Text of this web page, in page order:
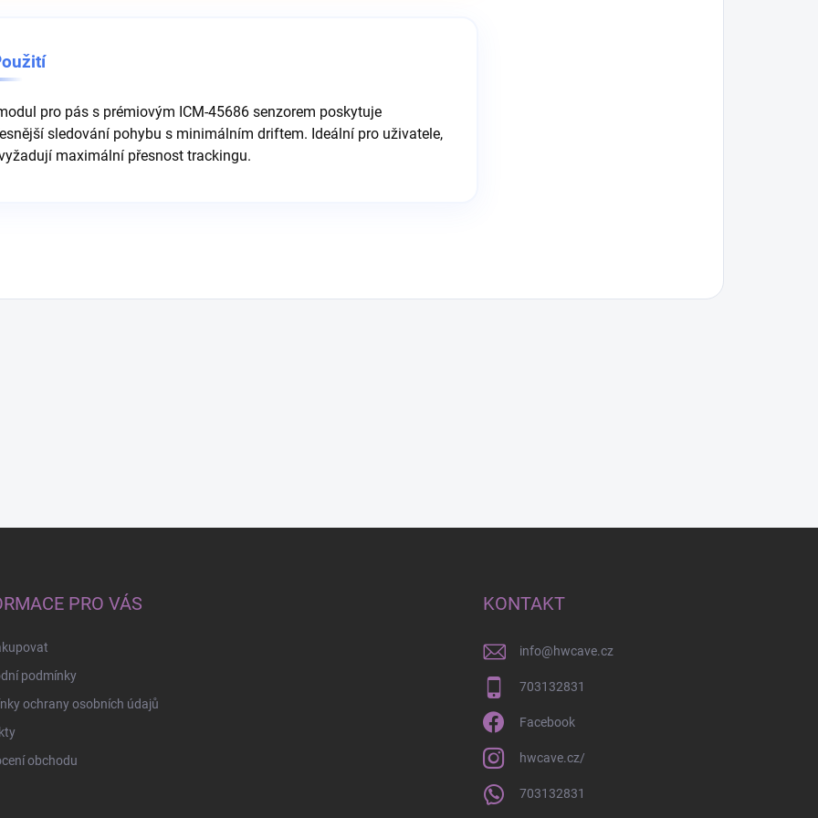
pro pás s prémiovým ICM-45686 senzorem poskytuje
sledování pohybu s minimálním driftem. Ideální pro uživatele,
maximální přesnost trackingu.
PRO VÁS
podmínky
ochrany osobních údajů
obchodu
KONTAKT
info@hwcave.cz
703132831
Facebook
hwcave.cz/
703132831